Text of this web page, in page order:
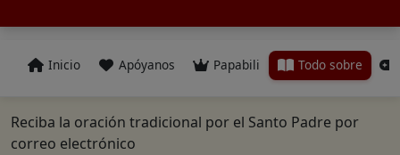
Inicio Apóyanos Papabili Todo sobre
Reciba la oración tradicional por el Santo Padre por
correo electrónico